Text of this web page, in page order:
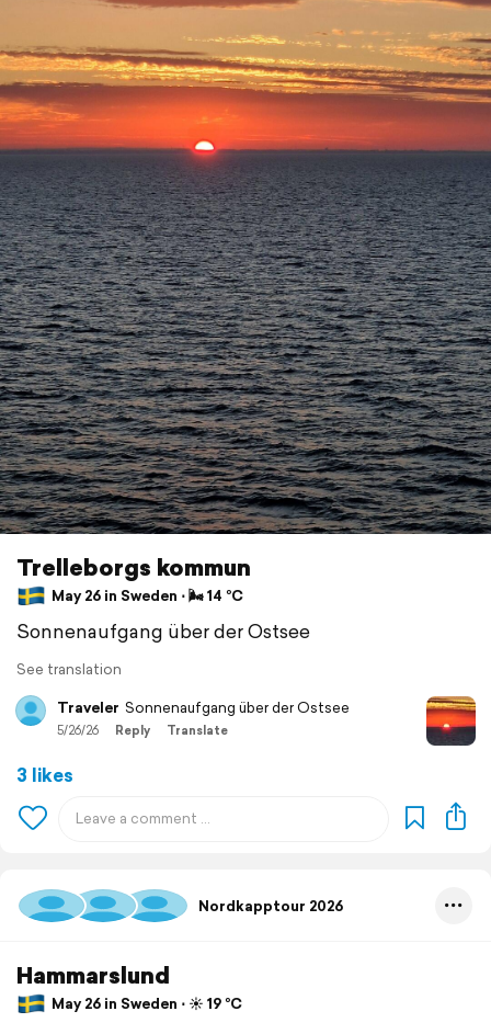
Trelleborgs kommun
May 26 in Sweden ⋅ 🌬 14 °C
Sonnenaufgang über der Ostsee
See translation
Traveler Sonnenaufgang über der Ostsee
5/26/26 Reply Translate
3 likes
Nordkapptour 2026
Hammarslund
May 26 in Sweden ⋅ ☀️ 19 °C